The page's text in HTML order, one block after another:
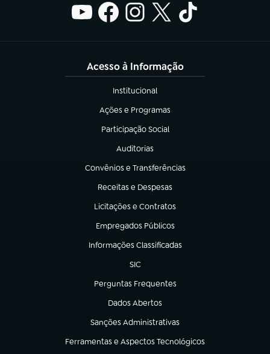
Acesso à Informação
Institucional
(abre em nova aba)
Ações e Programas
(abre em nova aba)
Participação Social
(abre em nova aba)
Auditorias
(abre em nova aba)
Convênios e Transferências
(abre em nova aba)
Receitas e Despesas
(abre em nova aba)
Licitações e Contratos
(abre em nova aba)
Empregados Públicos
(abre em nova aba)
Informações Classificadas
(abre em nova aba)
SIC
(abre em nova aba)
Perguntas Frequentes
(abre em nova aba)
Dados Abertos
(abre em nova aba)
Sanções Administrativas
(abre em nova aba)
Ferramentas e Aspectos Tecnológicos
(abre em nova aba)